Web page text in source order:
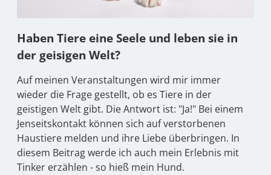
Haben Tiere eine Seele und leben sie in
der geisigen Welt?
Auf meinen Veranstaltungen wird mir immer
wieder die Frage gestellt, ob es Tiere in der
geistigen Welt gibt. Die Antwort ist: "Ja!" Bei einem
Jenseitskontakt können sich auf verstorbenen
Haustiere melden und ihre Liebe überbringen. In
diesem Beitrag werde ich auch mein Erlebnis mit
Tinker erzählen - so hieß mein Hund.